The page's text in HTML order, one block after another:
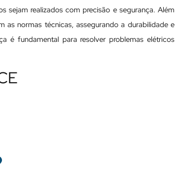
sejam realizados com precisão e segurança. Além
as normas técnicas, assegurando a durabilidade e
é fundamental para resolver problemas elétricos